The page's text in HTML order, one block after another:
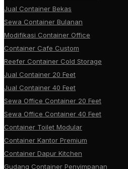
Jual Container Bekas
Sewa Container Bulanan
Modifikasi Container Office
Container Cafe Custom
Reefer Container Cold Storage
Jual Container 20 Feet
Jual Container 40 Feet
Sewa Office Container 20 Feet
Sewa Office Container 40 Feet
Container Toilet Modular
Container Kantor Premium
Container Dapur Kitchen
Gudang Container Penyimpanan